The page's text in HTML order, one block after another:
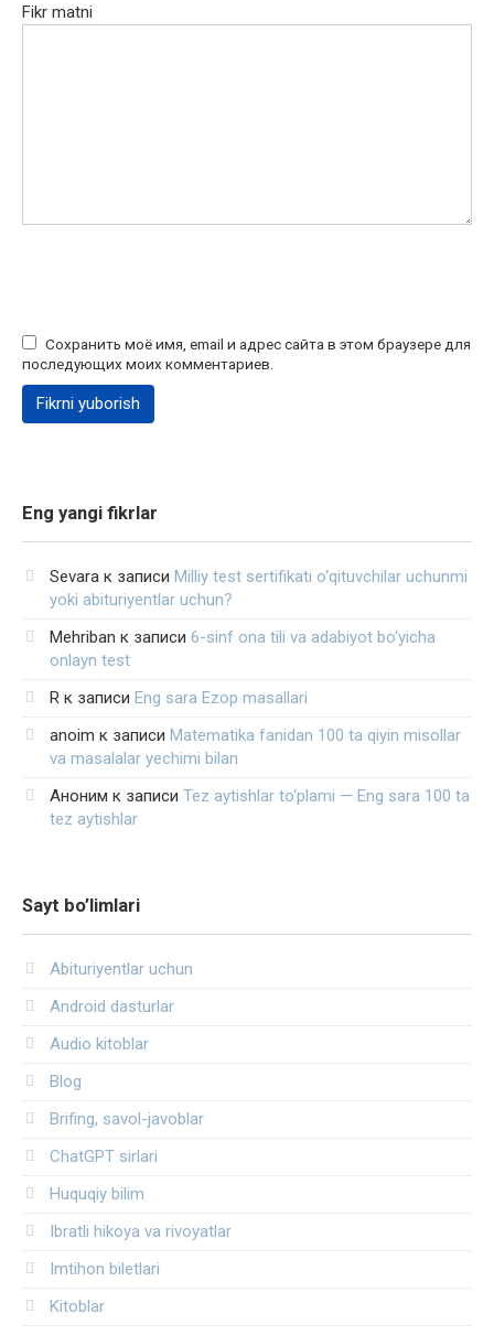
Fikr matni
Сохранить моё имя, email и адрес сайта в этом браузере для
последующих моих комментариев.
Eng yangi fikrlar
Sevara к записи Milliy test sertifikati o‘qituvchilar uchunmi
yoki abituriyentlar uchun?
Mehriban к записи 6-sinf ona tili va adabiyot bo‘yicha
onlayn test
R к записи Eng sara Ezop masallari
anoim к записи Matematika fanidan 100 ta qiyin misollar
va masalalar yechimi bilan
Аноним к записи Tez aytishlar to‘plami — Eng sara 100 ta
tez aytishlar
Sayt bo’limlari
Abituriyentlar uchun
Android dasturlar
Audio kitoblar
Blog
Brifing, savol-javoblar
ChatGPT sirlari
Huquqiy bilim
Ibratli hikoya va rivoyatlar
Imtihon biletlari
Kitoblar